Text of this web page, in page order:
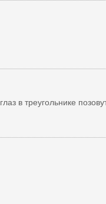
в треугольнике